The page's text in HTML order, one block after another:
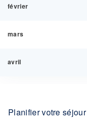
février
mars
avril
Planifier votre séjour